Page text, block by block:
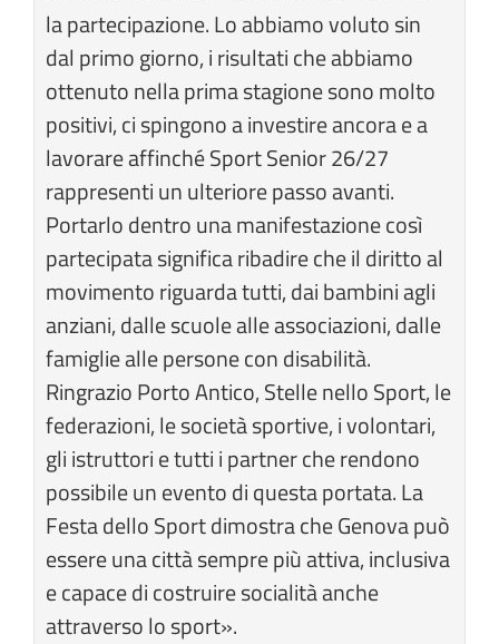
la partecipazione. Lo abbiamo voluto sin
dal primo giorno, i risultati che abbiamo
ottenuto nella prima stagione sono molto
positivi, ci spingono a investire ancora e a
lavorare affinché Sport Senior 26/27
rappresenti un ulteriore passo avanti.
Portarlo dentro una manifestazione così
partecipata significa ribadire che il diritto al
movimento riguarda tutti, dai bambini agli
anziani, dalle scuole alle associazioni, dalle
famiglie alle persone con disabilità.
Ringrazio Porto Antico, Stelle nello Sport, le
federazioni, le società sportive, i volontari,
gli istruttori e tutti i partner che rendono
possibile un evento di questa portata. La
Festa dello Sport dimostra che Genova può
essere una città sempre più attiva, inclusiva
e capace di costruire socialità anche
attraverso lo sport».